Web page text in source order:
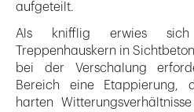
aufgeteilt.
Als knifflig erwies
Treppenhauskern in
bei der Verschalung
Bereich eine Etappierung,
harten